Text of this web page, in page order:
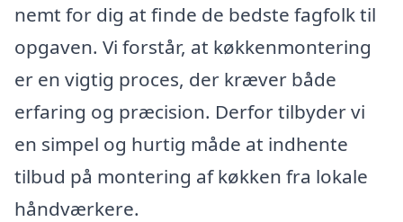
nemt for dig at finde de bedste fagfolk til
opgaven. Vi forstår, at køkkenmontering
er en vigtig proces, der kræver både
erfaring og præcision. Derfor tilbyder vi
en simpel og hurtig måde at indhente
tilbud på montering af køkken fra lokale
håndværkere.